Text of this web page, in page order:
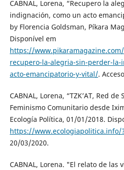
CABNAL, Lorena, “Recupero la
indignación, como un acto
by Florencia Goldsman, Píkara
Disponível em
https://
recupero-la-alegria-sin-perder-
acto-emancipatorio-y-vital/.
CABNAL, Lorena, “TZK’AT, Red
Feminismo Comunitario desde
Ecología Política, 01/01/2018.
https://www.ecologiapolitica.info/
20/03/2020.
CABNAL, Lorena. "El relato de las